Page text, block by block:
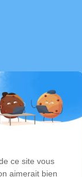
recherché
la barre de
du